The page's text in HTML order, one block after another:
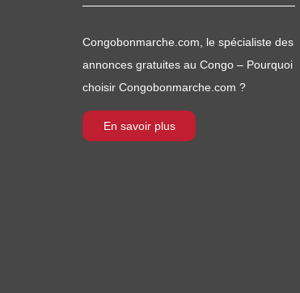
Congobonmarche.com, le spécialiste des
annonces gratuites au Congo – Pourquoi
choisir Congobonmarche.com ?
En savoir plus